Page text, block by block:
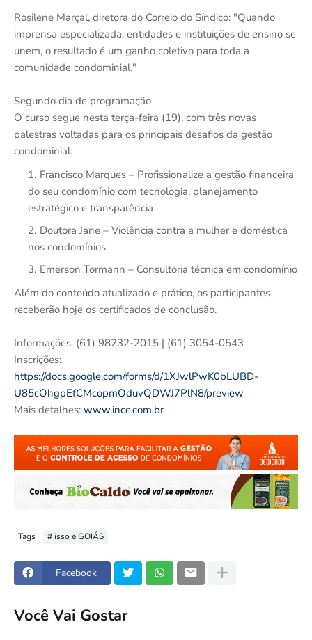
Rosilene Marçal, diretora do Correio do Síndico: "Quando
imprensa especializada, entidades e instituições de ensino se
unem, o resultado é um ganho coletivo para toda a
comunidade condominial."
Segundo dia de programação
O curso segue nesta terça-feira (19), com três novas
palestras voltadas para os principais desafios da gestão
condominial:
Francisco Marques – Profissionalize a gestão financeira
do seu condomínio com tecnologia, planejamento
estratégico e transparência
Doutora Jane – Violência contra a mulher e doméstica
nos condomínios
Emerson Tormann – Consultoria técnica em condomínio
Além do conteúdo atualizado e prático, os participantes
receberão hoje os certificados de conclusão.
Informações: (61) 98232-2015 | (61) 3054-0543
Inscrições:
https://docs.google.com/forms/d/1XJwlPwK0bLUBD-
U85cOhgpEfCMcopmOduvQDWJ7PlN8/preview
Mais detalhes: www.incc.com.br
Tags # isso é GOIÁS
Facebook
Você Vai Gostar